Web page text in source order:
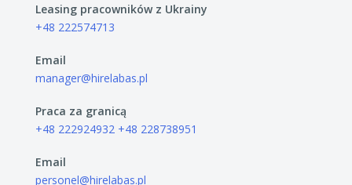
Leasing pracowników z Ukrainy
+48 222574713
Email
manager@hirelabas.pl
Praca za granicą
+48 222924932 +48 228738951
Email
personel@hirelabas.pl